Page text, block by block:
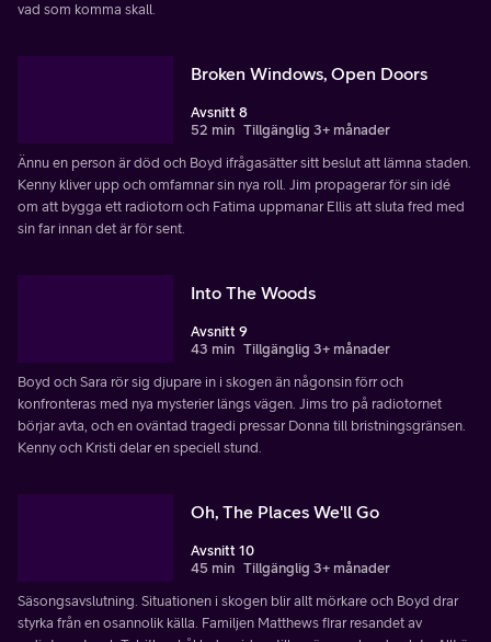
vad som komma skall.
Broken Windows, Open Doors
Avsnitt 8
52 min Tillgänglig 3+ månader
Ännu en person är död och Boyd ifrågasätter sitt beslut att lämna staden.
Kenny kliver upp och omfamnar sin nya roll. Jim propagerar för sin idé
om att bygga ett radiotorn och Fatima uppmanar Ellis att sluta fred med
sin far innan det är för sent.
Into The Woods
Avsnitt 9
43 min Tillgänglig 3+ månader
Boyd och Sara rör sig djupare in i skogen än någonsin förr och
konfronteras med nya mysterier längs vägen. Jims tro på radiotornet
börjar avta, och en oväntad tragedi pressar Donna till bristningsgränsen.
Kenny och Kristi delar en speciell stund.
Oh, The Places We'll Go
Avsnitt 10
45 min Tillgänglig 3+ månader
Säsongsavslutning. Situationen i skogen blir allt mörkare och Boyd drar
styrka från en osannolik källa. Familjen Matthews firar resandet av